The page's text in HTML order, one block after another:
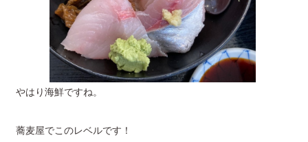
やはり海鮮ですね。
蕎麦屋でこのレベルです！